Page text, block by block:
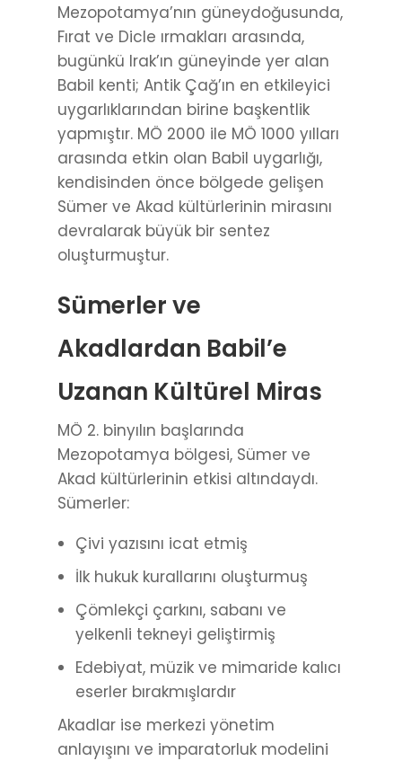
Mezopotamya’nın güneydoğusunda,
Fırat ve Dicle ırmakları arasında,
bugünkü Irak’ın güneyinde yer alan
Babil kenti; Antik Çağ’ın en etkileyici
uygarlıklarından birine başkentlik
yapmıştır. MÖ 2000 ile MÖ 1000 yılları
arasında etkin olan Babil uygarlığı,
kendisinden önce bölgede gelişen
Sümer ve Akad kültürlerinin mirasını
devralarak büyük bir sentez
oluşturmuştur.
Sümerler ve
Akadlardan Babil’e
Uzanan Kültürel Miras
MÖ 2. binyılın başlarında
Mezopotamya bölgesi, Sümer ve
Akad kültürlerinin etkisi altındaydı.
Sümerler:
Çivi yazısını icat etmiş
İlk hukuk kurallarını oluşturmuş
Çömlekçi çarkını, sabanı ve
yelkenli tekneyi geliştirmiş
Edebiyat, müzik ve mimaride kalıcı
eserler bırakmışlardır
Akadlar ise merkezi yönetim
anlayışını ve imparatorluk modelini